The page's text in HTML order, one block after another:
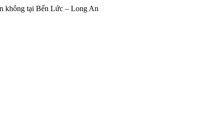
không tại Bến Lức – Long An